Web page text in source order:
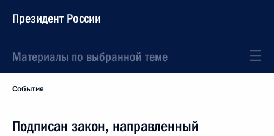
Президент России
Материалы по выбранной теме
События
Подписан закон, направленный